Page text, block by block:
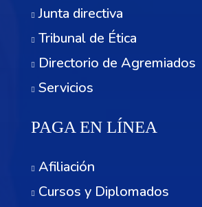
Junta directiva
Tribunal de Ética
Directorio de Agremiados
Servicios
PAGA EN LÍNEA
Afiliación
Cursos y Diplomados